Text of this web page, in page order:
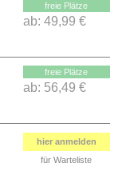
freie Plätze
ab: 49,99 €
freie Plätze
ab: 56,49 €
hier anmelden
für Warteliste